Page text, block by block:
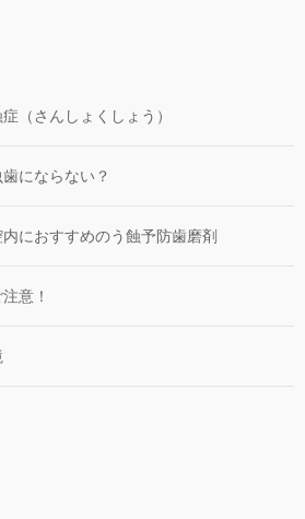
（さんしょくしょう）
歯にならない？
におすすめのう蝕予防歯磨剤
意！